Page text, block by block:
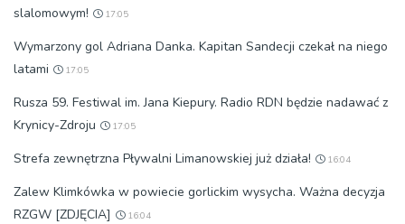
slalomowym!
17:05
Wymarzony gol Adriana Danka. Kapitan Sandecji czekał na niego
latami
17:05
Rusza 59. Festiwal im. Jana Kiepury. Radio RDN będzie nadawać z
Krynicy-Zdroju
17:05
Strefa zewnętrzna Pływalni Limanowskiej już działa! 16:04
Zalew Klimkówka w powiecie gorlickim wysycha. Ważna decyzja
RZGW [ZDJĘCIA]
16:04